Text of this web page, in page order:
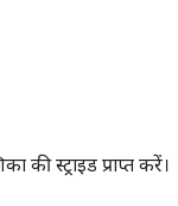
स्ट्राइड प्राप्त करें।